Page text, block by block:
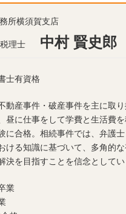
所横須賀支店
理士 中村 賢史郎
士有資格
動産事件・破産事件を主に取り
昼に仕事をして学費と生活費
に合格。相続事件では、弁護士
ける知識に基づいて、多角的
決を目指すことを信念としてい
業